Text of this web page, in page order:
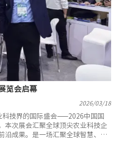
览会启幕
2026/03/18
科技界的国际盛会——2026中国国
本次展会汇聚全球顶尖农业科技企
沿成果。是一场汇聚全球智慧、引